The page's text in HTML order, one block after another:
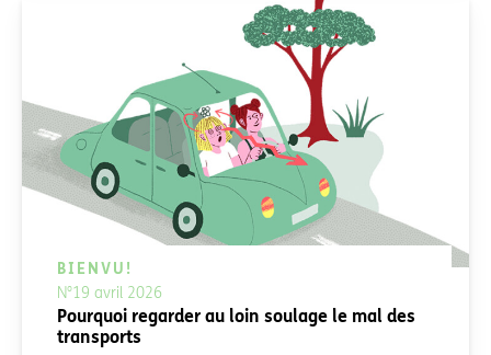
BIENVU!
N°19 avril 2026
Pourquoi regarder au loin soulage le mal des
transports